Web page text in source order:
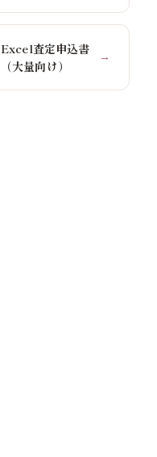
Excel査定申込書
（大量向け）
→